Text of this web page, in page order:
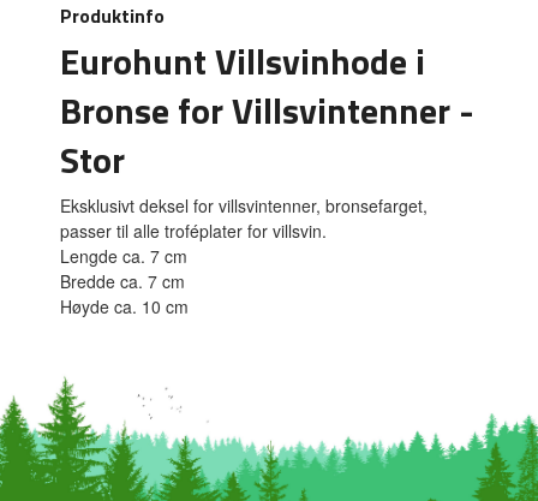
Produktinfo
Eurohunt Villsvinhode i
Bronse for Villsvintenner -
Stor
Eksklusivt deksel for villsvintenner, bronsefarget,
passer til alle troféplater for villsvin.
Lengde ca. 7 cm
Bredde ca. 7 cm
Høyde ca. 10 cm